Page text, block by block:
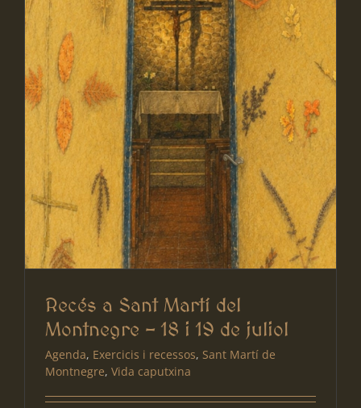
Recés a Sant Martí del
Montnegre – 18 i 19 de juliol
Agenda, Exercicis i recessos, Sant Martí de
Montnegre, Vida caputxina